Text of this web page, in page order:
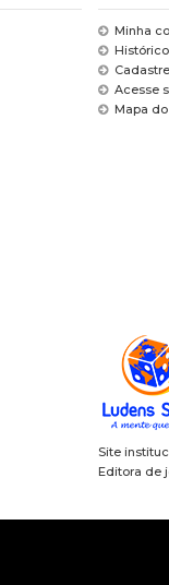
Minha
Acesse
Mapa
Site
Editora de